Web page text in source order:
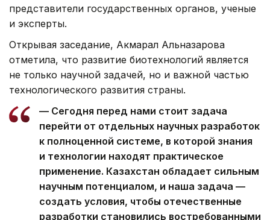
представители государственных органов, ученые
и эксперты.
Открывая заседание, Акмарал Альназарова
отметила, что развитие биотехнологий является
не только научной задачей, но и важной частью
технологического развития страны.
— Сегодня перед нами стоит задача
перейти от отдельных научных разработок
к полноценной системе, в которой знания
и технологии находят практическое
применение. Казахстан обладает сильным
научным потенциалом, и наша задача —
создать условия, чтобы отечественные
разработки становились востребованными